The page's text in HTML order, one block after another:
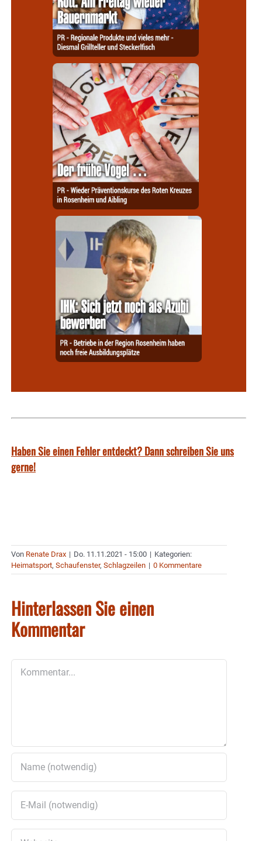
Haben Sie einen Fehler entdeckt? Dann schreiben Sie uns
gerne!
Von Renate Drax | Do. 11.11.2021 - 15:00 | Kategorien:
Heimatsport, Schaufenster, Schlagzeilen | 0 Kommentare
Hinterlassen Sie einen
Kommentar